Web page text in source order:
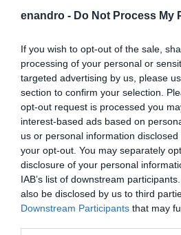
enandro - Do Not Process My
If you wish to opt-out of the sale,
processing of your personal or
targeted advertising by us, please
section to confirm your selection.
opt-out request is processed you
interest-based ads based on
us or personal information
your opt-out. You may separately
disclosure of your personal
IAB’s list of downstream
also be disclosed by us to third
Downstream Participants that may
σημειώνονται με